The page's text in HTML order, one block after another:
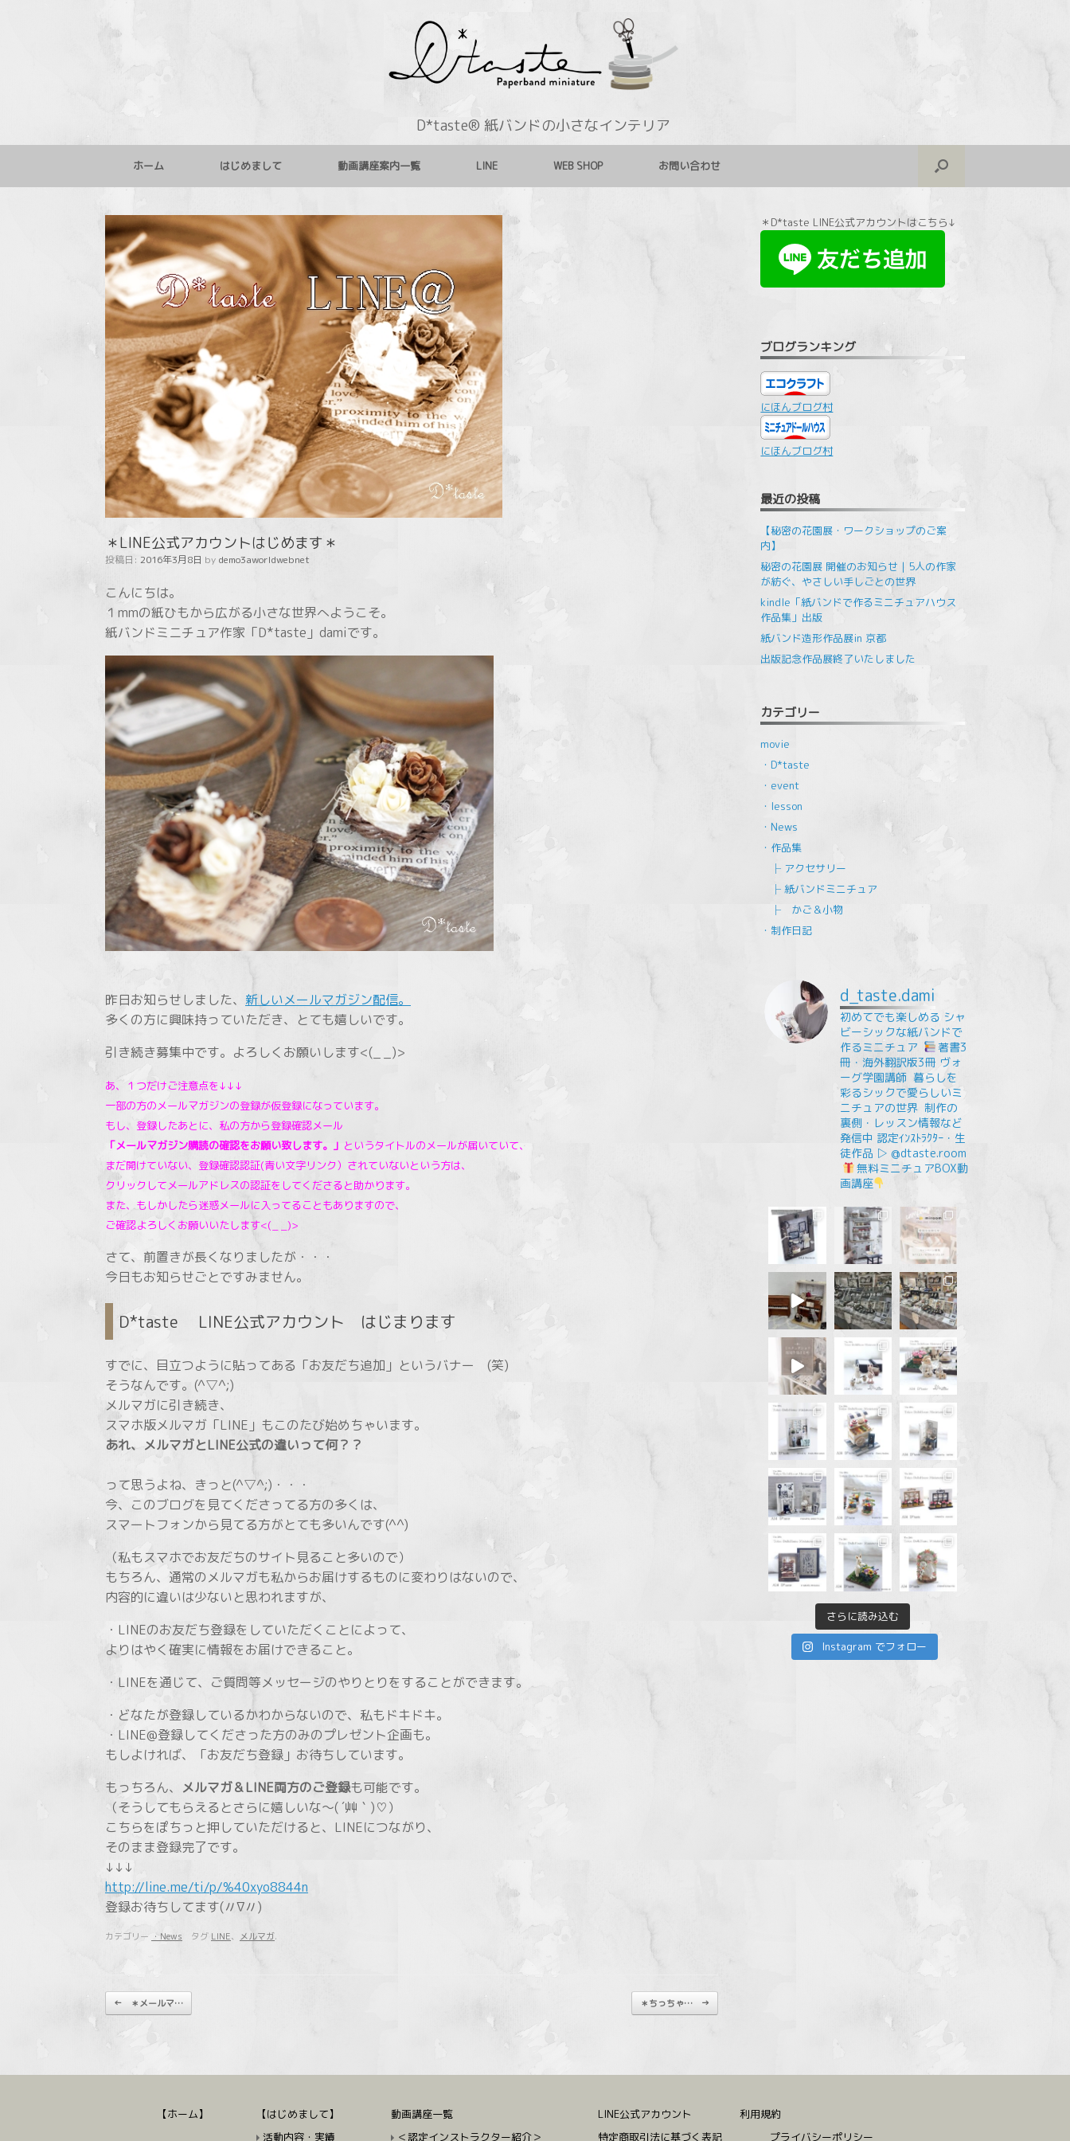
プ
D*taste® 紙バンドの小さなインテリア
ホーム はじめまして 動画講座案内一覧 LINE WEB SHOP お問い合わせ
＊LINE公式アカウントはじめます＊
投稿日: 2016年3月8日 by demo3aworldwebnet
こんにちは。
１mmの紙ひもから広がる小さな世界へようこそ。
紙バンドミニチュア作家「D*taste」damiです。
昨日お知らせしました、 新しいメールマガジン配信。
多くの方に興味持っていただき、とても嬉しいです。
引き続き募集中です。よろしくお願いします<(_ _)>
あ、１つだけご注意点を↓↓↓
一部の方のメールマガジンの登録が仮登録になっています。
もし、登録したあとに、私の方から登録確認メール
「メールマガジン購読の確認をお願い致します。」 というタイトルのメールが届いていて、
まだ開けていない、登録確認認証(青い文字リンク）されていないという方は、
クリックしてメールアドレスの認証をしてくださると助かります。
また、もしかしたら迷惑メールに入ってることもありますので、
ご確認よろしくお願いいたします<(_ _)>
さて、前置きが長くなりましたが・・・
今日もお知らせごとですみません。
D*taste LINE公式アカウント はじまります
すでに、目立つように貼ってある「お友だち追加」というバナー (笑)
そうなんです。(^▽^;)
メルマガに引き続き、
スマホ版メルマガ「LINE」もこのたび始めちゃいます。
あれ、メルマガとLINE公式の違いって何？？
って思うよね、きっと(^▽^;)・・・
今、このブログを見てくださってる方の多くは、
スマートフォンから見てる方がとても多いんです(^^)
（私もスマホでお友だちのサイト見ること多いので）
もちろん、通常のメルマガも私からお届けするものに変わりはないので、
内容的に違いは少ないと思われますが、
・LINEのお友だち登録をしていただくことによって、
よりはやく確実に情報をお届けできること。
・LINEを通じて、ご質問等メッセージのやりとりをすることができます。
・どなたが登録しているかわからないので、私もドキドキ。
・LINE@登録してくださった方のみのプレゼント企画も。
もしよければ、「お友だち登録」お待ちしています。
もっちろん、 メルマガ＆LINE両方のご登録も可能です。
（そうしてもらえるとさらに嬉しいな～( ´艸｀)♡）
こちらをぽちっと押していただけると、LINEにつながり、
そのまま登録完了です。
↓↓↓
http://line.me/ti/p/%40xyo8844n
登録お待ちしてます(〃∇〃)
カテゴリー ・News タグ LINE、 メルマガ.
投稿ナビゲーション
← ＊メールマ… ＊ちっちゃ… →
＊D*taste LINE公式アカウントはこちら↓
ブログランキング
にほんブログ村
にほんブログ村
最近の投稿
【秘密の花園展・ワークショップのご案
内】
秘密の花園展 開催のお知らせ｜5人の作家
が紡ぐ、やさしい手しごとの世界
kindle「紙バンドで作るミニチュアハウス
作品集」出版
紙バンド造形作品展in 京都
出版記念作品展終了いたしました
カテゴリー
movie
・D*taste
・event
・lesson
・News
・作品集
├ アクセサリー
├ 紙バンドミニチュア
├ かご＆小物
・制作日記
d_taste.dami
初めてでも楽しめる シャ
ビーシックな紙バンドで
作るミニチュア
著書3
冊・海外翻訳版3冊 ヴォ
ーグ学園講師 暮らしを
彩るシックで愛らしいミ
ニチュアの世界 制作の
裏側・レッスン情報など
発信中 認定ｲﾝｽﾄﾗｸﾀｰ・生
徒作品 ▷ @dtaste.room
無料ミニチュアBOX動
画講座
さらに読み込む
Instagram でフォロー
【ホーム】
【はじめまして】
活動内容・実績
動画講座一覧
＜認定インストラクター紹介＞
LINE公式アカウント
利用規約
特定商取引法に基づく表記
プライバシーポリシー